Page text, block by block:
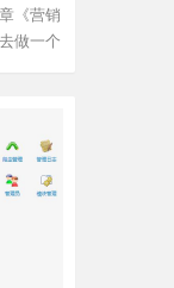
《营销
做一个